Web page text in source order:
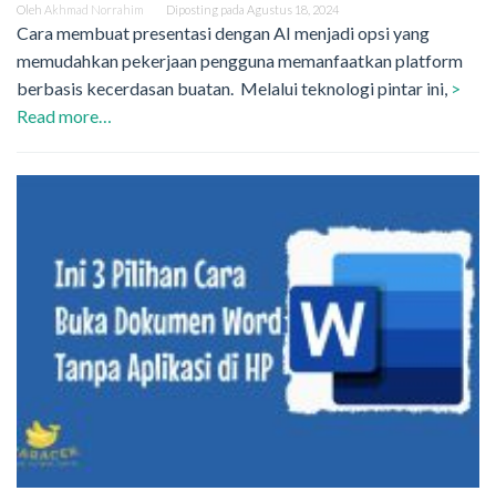
Oleh Akhmad Norrahim Diposting pada Agustus 18, 2024
Cara membuat presentasi dengan AI menjadi opsi yang
memudahkan pekerjaan pengguna memanfaatkan platform
berbasis kecerdasan buatan. Melalui teknologi pintar ini, >
Read more…